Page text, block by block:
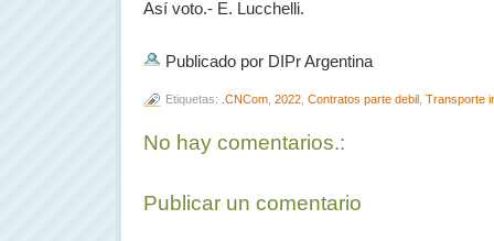
Así voto.- E. Lucchelli.
Publicado por DIPr Argentina
Etiquetas: .CNCom 2022 Contratos parte debil Transporte
No hay comentarios.:
Publicar un comentario